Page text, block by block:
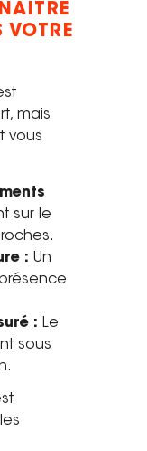
VOTRE
mais
vous
sur le
: Un
: Le
sous